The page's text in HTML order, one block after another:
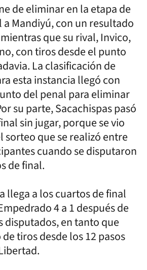
de eliminar en la etapa de
a Mandiyú, con un resultado
que su rival, Invico,
con tiros desde el punto
La clasificación de
esta instancia llegó con
del penal para eliminar
su parte, Sacachispas pasó
sin jugar, porque se vio
sorteo que se realizó entre
cuando se disputaron
de final.
llega a los cuartos de final
4 a 1 después de
disputados, en tanto que
tiros desde los 12 pasos